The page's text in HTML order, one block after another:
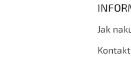
Jak
Kontakt